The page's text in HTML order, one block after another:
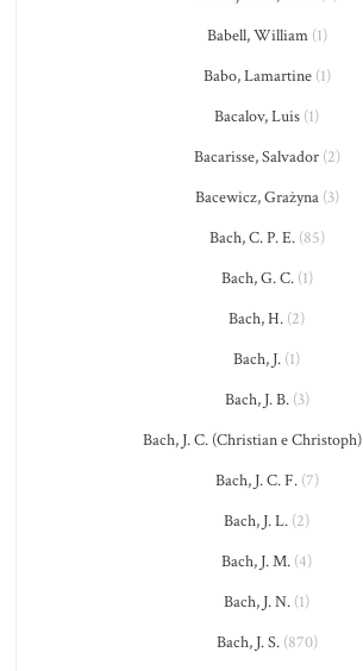
Babell, William(1)
Babo, Lamartine(1)
Bacalov, Luis (1)
Bacarisse, Salvador(2)
Bacewicz, Grażyna(3)
Bach, C. P. E.(85)
Bach, G. C.(1)
Bach, H. (2)
Bach, J. (1)
Bach, J. B.(3)
Bach, J. C. (Christian e Christoph)
Bach, J. C. F.(7)
Bach, J. L. (2)
Bach, J. M. (4)
Bach, J. N. (1)
Bach, J. S.(870)